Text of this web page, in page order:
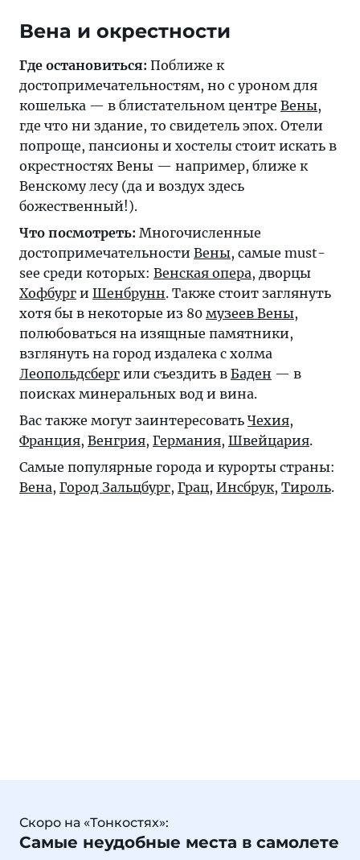
Вена и окрестности
Где остановиться: Поближе к
достопримечательностям, но с уроном для
кошелька — в блистательном центре Вены,
где что ни здание, то свидетель эпох. Отели
попроще, пансионы и хостелы стоит искать в
окрестностях Вены — например, ближе к
Венскому лесу (да и воздух здесь
божественный!).
Что посмотреть: Многочисленные
достопримечательности Вены, самые must-
see среди которых: Венская опера, дворцы
Хофбург и Шенбрунн. Также стоит заглянуть
хотя бы в некоторые из 80 музеев Вены,
полюбоваться на изящные памятники,
взглянуть на город издалека с холма
Леопольдсберг или съездить в Баден — в
поисках минеральных вод и вина.
Вас также могут заинтересовать Чехия,
Франция, Венгрия, Германия, Швейцария.
Самые популярные города и курорты страны:
Вена, Город Зальцбург, Грац, Инсбрук, Тироль.
Скоро на «Тонкостях»:
Самые неудобные места в самолете